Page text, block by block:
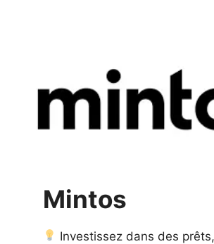
Mintos
Investissez dans des